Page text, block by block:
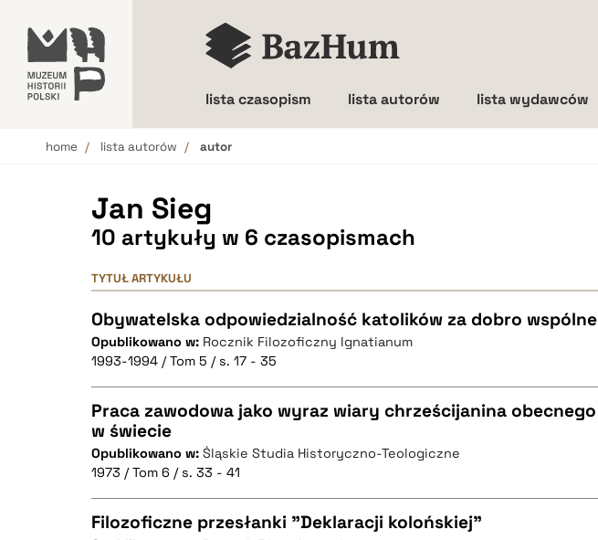
lista czasopism lista autorów lista wydawców
home lista autorów autor
Jan Sieg
10 artykuły w 6 czasopismach
TYTUŁ ARTYKUŁU
Obywatelska odpowiedzialność katolików za dobro wspólne
Opublikowano w: Rocznik Filozoficzny Ignatianum
1993-1994 / Tom 5 / s. 17 - 35
CZYSTY TEKST
Praca zawodowa jako wyraz wiary chrześcijanina obecnego
w świecie
Opublikowano w: Śląskie Studia Historyczno-Teologiczne
1973 / Tom 6 / s. 33 - 41
Filozoficzne przesłanki "Deklaracji kolońskiej"